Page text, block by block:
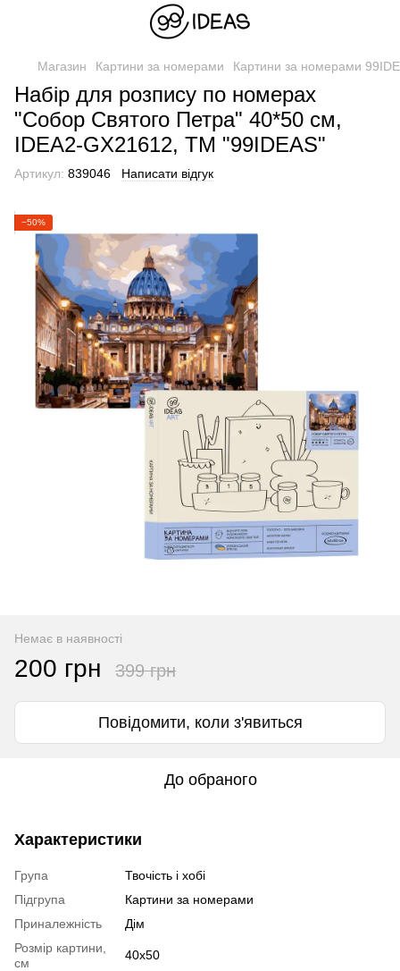
Магазин Картини за номерами Картини за номерами
Набір для розпису по номерах
"Собор Святого Петра" 40*50 см,
IDEA2-GX21612, ТМ "99IDEAS"
Артикул: 839046 Написати відгук
−50%
Немає в наявності
200 грн 399 грн
Повідомити, коли з'явиться
До обраного
Характеристики
Група
Твочість і хобі
Підгрупа
Картини за номерами
Приналежність
Дім
Розмір картини,
см
40х50